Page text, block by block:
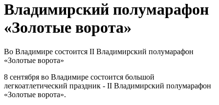
Владимирский полумарафон
«Золотые ворота»
Во Владимире состоится II Владимирский полумарафон
«Золотые ворота»
8 сентября во Владимире состоится большой
легкоатлетический праздник - II Владимирский полумарафон
«Золотые ворота».